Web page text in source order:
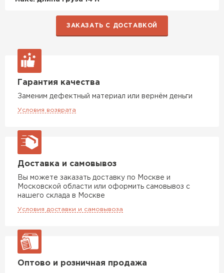
ЗАКАЗАТЬ С ДОСТАВКОЙ
Гарантия качества
Заменим дефектный материал или вернём деньги
Условия возврата
Доставка и самовывоз
Вы можете заказать доставку по Москве и
Московской области или оформить самовывоз с
нашего склада в Москве
Условия доставки и самовывоза
Оптово и розничная продажа
Утеплитель Isover
Утеплитель Penoplex
ПЕРЕЙТИ
ПЕРЕЙТИ